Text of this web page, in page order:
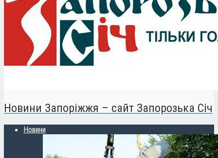
Новини Запоріжжя – сайт Запорозька Січ
Новини